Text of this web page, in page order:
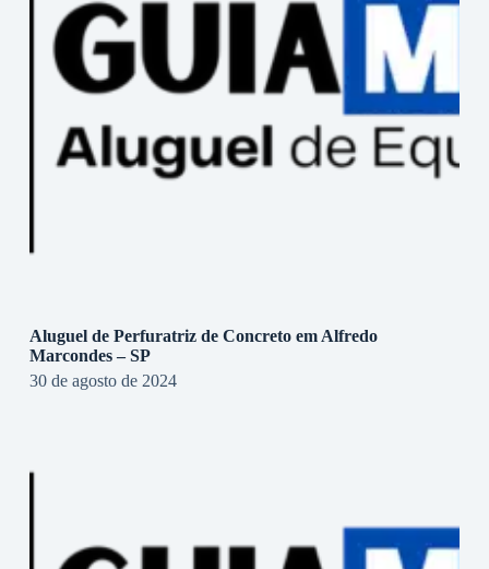
Aluguel de Perfuratriz de Concreto em Alfredo
Marcondes – SP
30 de agosto de 2024